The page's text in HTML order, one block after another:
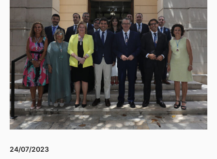
24/07/2023